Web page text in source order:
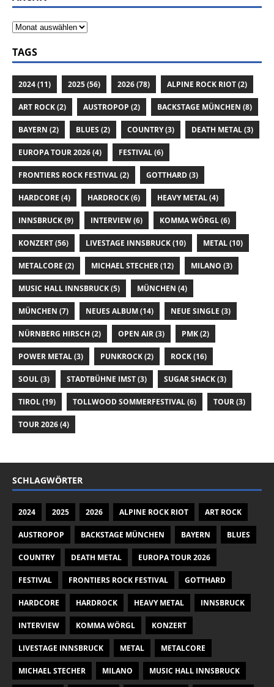
TAGS
2024(11) 2025(56) 2026(78) ALPINE ROCK RIOT(2)
ART ROCK(2) AUSTROPOP (2) BACKSTAGE MÜNCHEN (8)
BAYERN (2) BLUES (2) COUNTRY(3) DEATH METAL(3)
EUROPA TOUR 2026(4) FESTIVAL(6)
FRONTIERS ROCK FESTIVAL(2) GOTTHARD(3)
HARDCORE (4) HARDROCK(6) HEAVY METAL(4)
INNSBRUCK(9) INTERVIEW(6) KOMMA WÖRGL(6)
KONZERT(56) LIVESTAGE INNSBRUCK(10) METAL(10)
METALCORE (2) MICHAEL STECHER(12) MILANO (3)
MUSIC HALL INNSBRUCK(5) MÜNCHEN (4)
MÜNCHEN (7) NEUES ALBUM(14) NEUE SINGLE (3)
NÜRNBERG HIRSCH (2) OPEN AIR(3) PMK(2)
POWER METAL(3) PUNKROCK(2) ROCK(16)
SOUL(3) STADTBÜHNE IMST(3) SUGAR SHACK(3)
TIROL(19) TOLLWOOD SOMMERFESTIVAL(6) TOUR(3)
TOUR 2026(4)
SCHLAGWÖRTER
2024 2025 2026 ALPINE ROCK RIOT ART ROCK
AUSTROPOP BACKSTAGE MÜNCHEN BAYERN BLUES
COUNTRY DEATH METAL EUROPA TOUR 2026
FESTIVAL FRONTIERS ROCK FESTIVAL GOTTHARD
HARDCORE HARDROCK HEAVY METAL INNSBRUCK
INTERVIEW KOMMA WÖRGL KONZERT
LIVESTAGE INNSBRUCK METAL METALCORE
MICHAEL STECHER MILANO MUSIC HALL INNSBRUCK